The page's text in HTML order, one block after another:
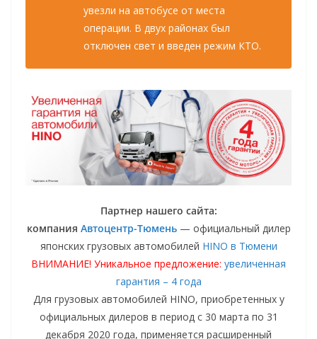
увезли на автобусе от места
операции. В двух районах был
отключен свет и введен режим КТО.
Партнер нашего сайта:
компания Автоцентр-Тюмень— официальный дилер
японских грузовых автомобилей HINO в Тюмени
ВНИМАНИЕ! Уникальное предложение: увеличенная
гарантия – 4 года
Для грузовых автомобилей HINO, приобретенных у
официальных дилеров в период с 30 марта по 31
декабря 2020 года, применяется расширенный